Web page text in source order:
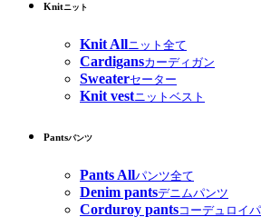
Knitニット
Knit Allニット全て
Cardigansカーディガン
Sweaterセーター
Knit vestニットベスト
Pantsパンツ
Pants Allパンツ全て
Denim pantsデニムパンツ
Corduroy pantsコーデュロイ